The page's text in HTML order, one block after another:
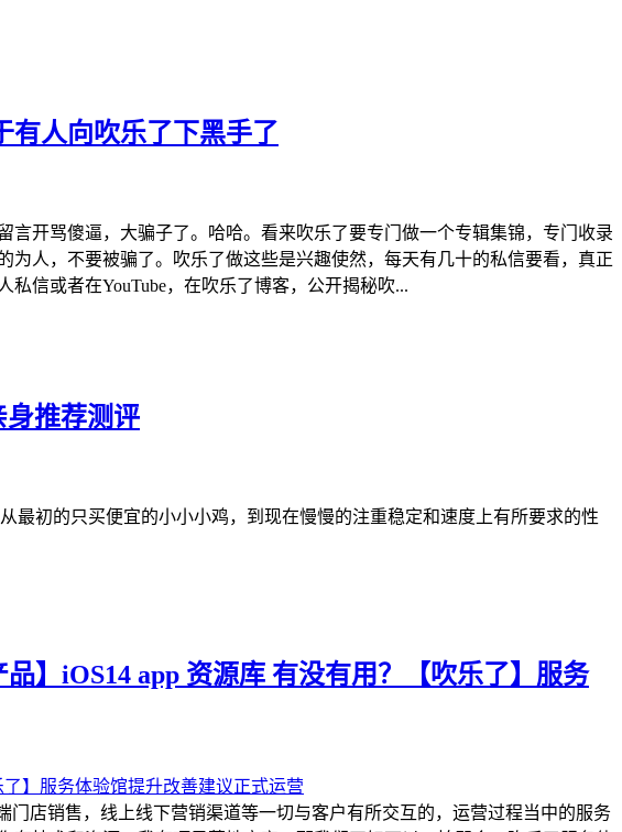
有人向吹乐了下黑手了
开骂傻逼，大骗子了。哈哈。看来吹乐了要专门做一个专辑集锦，专门收录
人，不要被骗了。吹乐了做这些是兴趣使然，每天有几十的私信要看，真正
信或者在YouTube，在吹乐了博客，公开揭秘吹...
推荐测评
最初的只买便宜的小小小鸡，到现在慢慢的注重稳定和速度上有所要求的性
】iOS14 app 资源库 有没有用？【吹乐了】服务
店销售，线上线下营销渠道等一切与客户有所交互的，运营过程当中的服务